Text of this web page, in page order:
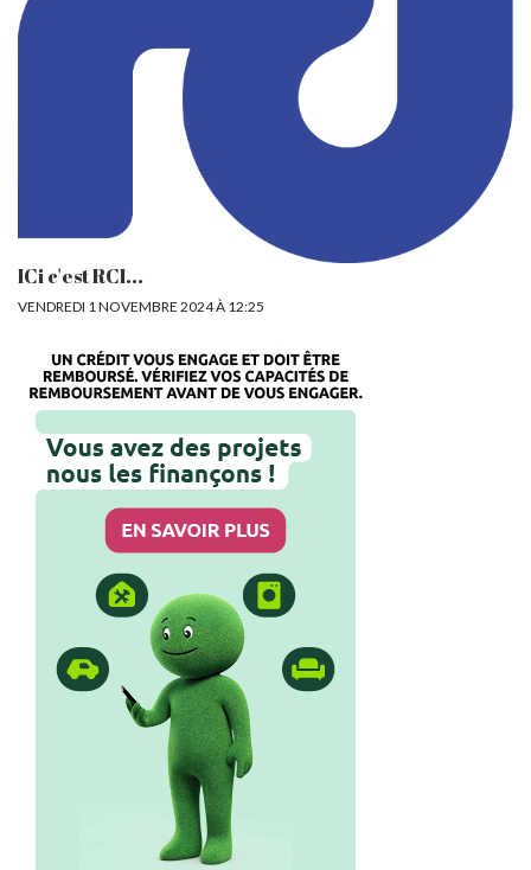
ICi c'est RCI...
VENDREDI 1 NOVEMBRE 2024 À 12:25